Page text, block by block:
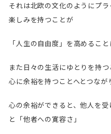
それは北欧の文化のようにプ
楽しみを持つことが
「人生の自由度」を高めること
また日々の生活にゆとりを持つ
心に余裕を持つことへとつなが
心の余裕ができると、他人を
と「他者への寛容さ」